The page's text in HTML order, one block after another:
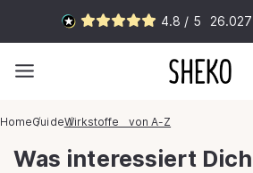
4.8 / 5 26.027
HomeGuideWirkstoffe von A-Z
Was interessiert